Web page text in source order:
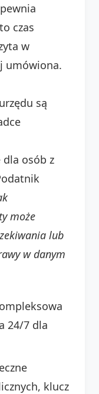
czas
w
umówiona.
są
dla osób z
może
lub
w danym
24/7 dla
klucz